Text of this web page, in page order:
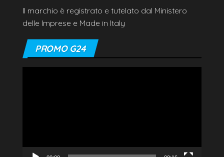
Il marchio è registrato e tutelato dal Ministero
delle Imprese e Made in Italy
PROMO G24